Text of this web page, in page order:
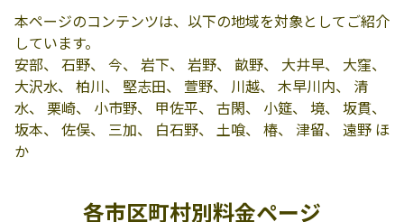
合資会社ひげや
861-4721 下益城
0964-47-0023
本ページのコンテンツは、以下の地域を対象としてご紹介
しています。
安部、 石野、 今、 岩下、 岩野、 畝野、 大井早、 大窪、
大沢水、 柏川、 堅志田、 萱野、 川越、 木早川内、 清
水、 栗崎、 小市野、 甲佐平、 古閑、 小筵、 境、 坂貫、
坂本、 佐俣、 三加、 白石野、 土喰、 椿、 津留、 遠野 ほ
か
各市区町村別料金ページ